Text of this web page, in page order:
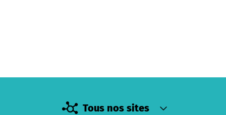
Tous nos sites